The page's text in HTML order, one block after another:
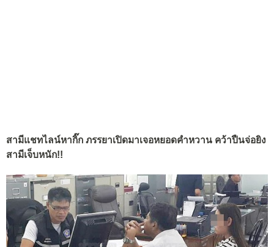
สามีแชทไลน์หากิ๊ก ภรรยาเปิดมาเจอหยอดคำหวาน คว้าปืนจ่อยิง
สามีเจ็บหนัก!!